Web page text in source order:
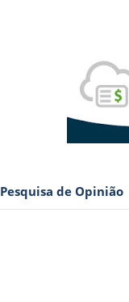
Pesquisa de Opinião